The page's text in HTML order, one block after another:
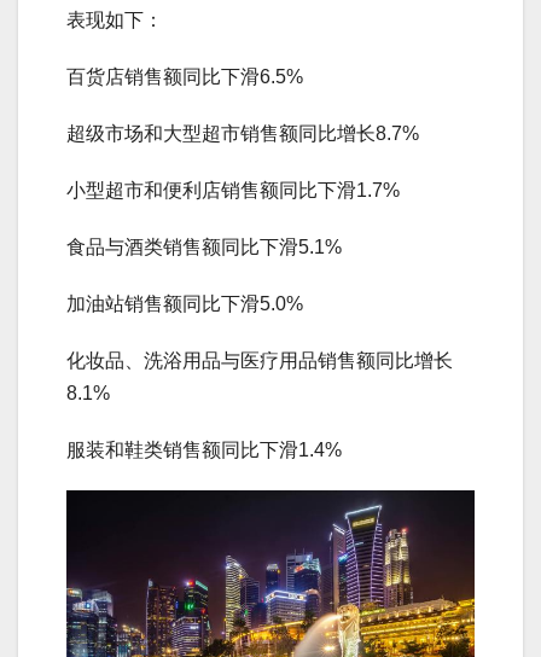
表现如下：
百货店销售额同比下滑6.5%
超级市场和大型超市销售额同比增长8.7%
小型超市和便利店销售额同比下滑1.7%
食品与酒类销售额同比下滑5.1%
加油站销售额同比下滑5.0%
化妆品、洗浴用品与医疗用品销售额同比增长
8.1%
服装和鞋类销售额同比下滑1.4%